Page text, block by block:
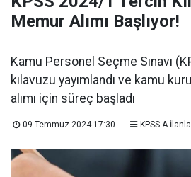
Memur Alımı Başlıyor!
Kamu Personel Seçme Sınavı
kılavuzu yayımlandı ve kamu
alımı için süreç başladı
09 Temmuz 2024 17:30 KPSS-A